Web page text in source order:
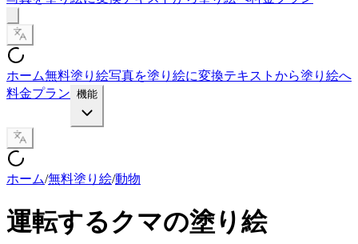
ホーム無料塗り絵写真を塗り絵に変換テキストから塗り絵へ
料金プラン 機能
ホーム/無料塗り絵/動物
運転するクマの塗り絵